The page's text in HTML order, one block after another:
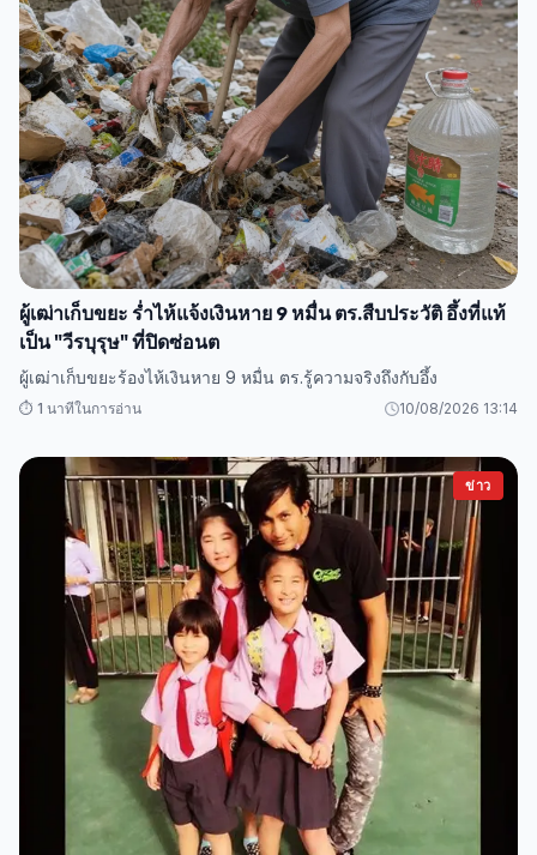
ผู้เฒ่าเก็บขยะ ร่ำไห้แจ้งเงินหาย 9 หมื่น ตร.สืบประวัติ อึ้งที่แท้
เป็น "วีรบุรุษ" ที่ปิดซ่อนต
ผู้เฒ่าเก็บขยะร้องไห้เงินหาย 9 หมื่น ตร.รู้ความจริงถึงกับอึ้ง
⏱️ 1 นาทีในการอ่าน 10/08/2026 13:14
ข่าว